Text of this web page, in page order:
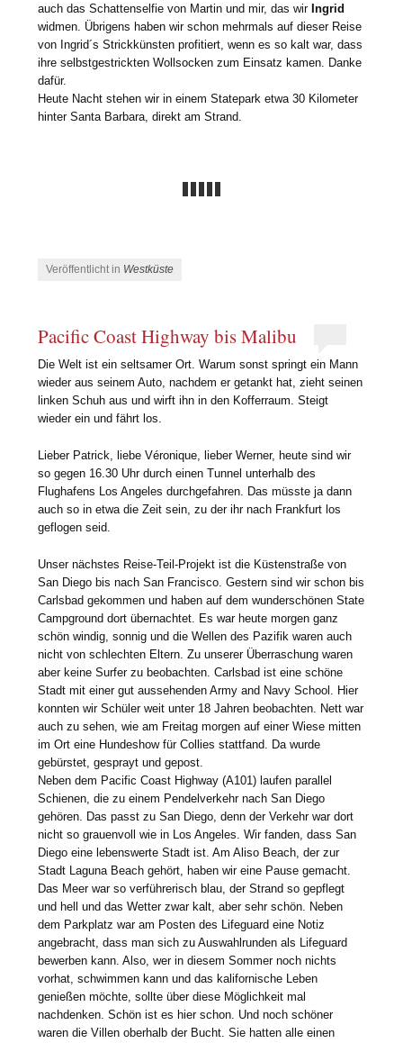
auch das Schattenselfie von Martin und mir, das wirIngrid
widmen. Übrigens haben wir schon mehrmals auf dieser Reise
von Ingrid´s Strickkünsten profitiert, wenn es so kalt war, dass
ihre selbstgestrickten Wollsocken zum Einsatz kamen. Danke
dafür.
Heute Nacht stehen wir in einem Statepark etwa 30 Kilometer
hinter Santa Barbara, direkt am Strand.
Veröffentlicht in Westküste
Pacific Coast Highway bis Malibu
Die Welt ist ein seltsamer Ort. Warum sonst springt ein Mann
wieder aus seinem Auto, nachdem er getankt hat, zieht seinen
linken Schuh aus und wirft ihn in den Kofferraum. Steigt
wieder ein und fährt los.
Lieber Patrick, liebe Véronique, lieber Werner, heute sind wir
so gegen 16.30 Uhr durch einen Tunnel unterhalb des
Flughafens Los Angeles durchgefahren. Das müsste ja dann
auch so in etwa die Zeit sein, zu der ihr nach Frankfurt los
geflogen seid.
Unser nächstes Reise-Teil-Projekt ist die Küstenstraße von
San Diego bis nach San Francisco. Gestern sind wir schon bis
Carlsbad gekommen und haben auf dem wunderschönen State
Campground dort übernachtet. Es war heute morgen ganz
schön windig, sonnig und die Wellen des Pazifik waren auch
nicht von schlechten Eltern. Zu unserer Überraschung waren
aber keine Surfer zu beobachten. Carlsbad ist eine schöne
Stadt mit einer gut aussehenden Army and Navy School. Hier
konnten wir Schüler weit unter 18 Jahren beobachten. Nett war
auch zu sehen, wie am Freitag morgen auf einer Wiese mitten
im Ort eine Hundeshow für Collies stattfand. Da wurde
gebürstet, gesprayt und gepost.
Neben dem Pacific Coast Highway (A101) laufen parallel
Schienen, die zu einem Pendelverkehr nach San Diego
gehören. Das passt zu San Diego, denn der Verkehr war dort
nicht so grauenvoll wie in Los Angeles. Wir fanden, dass San
Diego eine lebenswerte Stadt ist. Am Aliso Beach, der zur
Stadt Laguna Beach gehört, haben wir eine Pause gemacht.
Das Meer war so verführerisch blau, der Strand so gepflegt
und hell und das Wetter zwar kalt, aber sehr schön. Neben
dem Parkplatz war am Posten des Lifeguard eine Notiz
angebracht, dass man sich zu Auswahlrunden als Lifeguard
bewerben kann. Also, wer in diesem Sommer noch nichts
vorhat, schwimmen kann und das kalifornische Leben
genießen möchte, sollte über diese Möglichkeit mal
nachdenken. Schön ist es hier schon. Und noch schöner
waren die Villen oberhalb der Bucht. Sie hatten alle einen